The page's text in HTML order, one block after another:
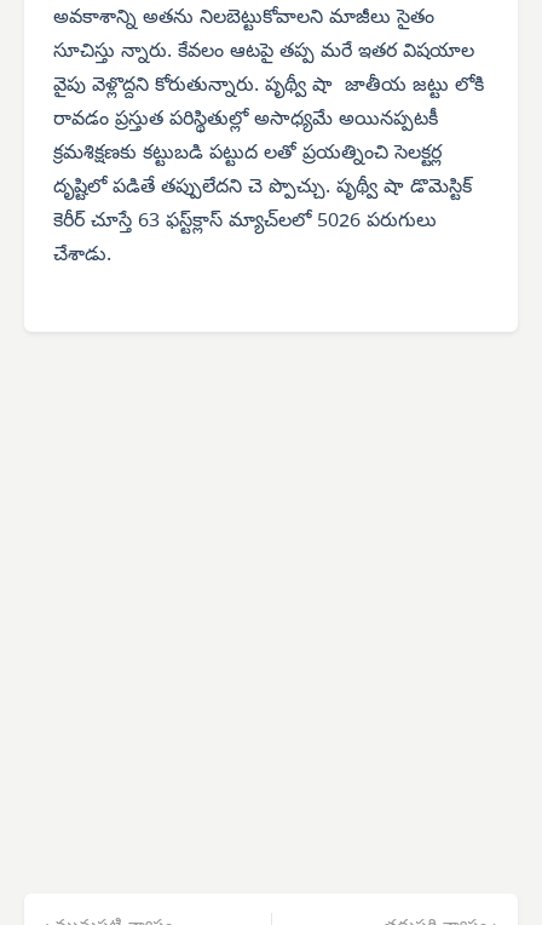
అవకాశాన్ని అతను నిలబెట్టుకోవాలని మాజీలు సైతం
సూచిస్తు న్నారు. కేవలం ఆటపై తప్ప మరే ఇతర విషయాల
వైపు వెళ్లొద్దని కోరుతున్నారు. పృథ్వీ షా జాతీయ జట్టు లోకి
రావడం ప్రస్తుత పరిస్థితుల్లో అసాధ్యమే అయినప్పటకీ
క్రమశిక్షణకు కట్టుబడి పట్టుద లతో ప్రయత్నించి సెలక్టర్ల
దృష్టిలో పడితే తప్పులేదని చె ప్పొచ్చు. పృథ్వీ షా డొమెస్టిక్
కెరీర్ చూస్తే 63 ఫస్ట్‌క్లాస్ మ్యాచ్‌లలో 5026 పరుగులు
చేశాడు.